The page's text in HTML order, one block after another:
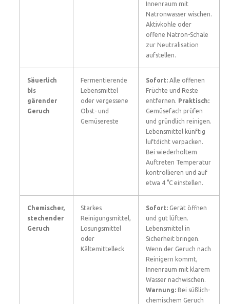
Innenraum mit
Natronwasser wischen.
Aktivkohle oder
offene Natron-Schale
zur Neutralisation
aufstellen.
Säuerlich
bis
gärender
Geruch
Fermentierende
Lebensmittel
oder vergessene
Obst- und
Gemüsereste
Sofort: Alle offenen
Früchte und Reste
entfernen. Praktisch:
Gemüsefach prüfen
und gründlich reinigen.
Lebensmittel künftig
luftdicht verpacken.
Bei wiederholtem
Auftreten Temperatur
kontrollieren und auf
etwa 4 °C einstellen.
Chemischer,
stechender
Geruch
Starkes
Reinigungsmittel,
Lösungsmittel
oder
Kältemittelleck
Sofort: Gerät öffnen
und gut lüften.
Lebensmittel in
Sicherheit bringen.
Wenn der Geruch nach
Reinigern kommt,
Innenraum mit klarem
Wasser nachwischen.
Warnung: Bei süßlich-
chemischem Geruch